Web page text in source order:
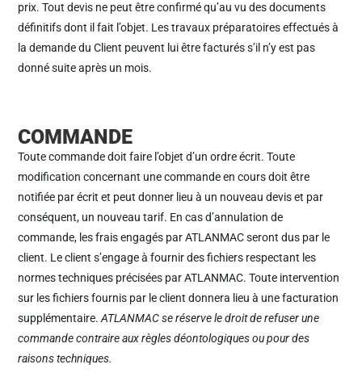
prix. Tout devis ne peut être confirmé qu’au vu des documents
définitifs dont il fait l’objet. Les travaux préparatoires effectués à
la demande du Client peuvent lui être facturés s’il n’y est pas
donné suite après un mois.
COMMANDE
Toute commande doit faire l’objet d’un ordre écrit. Toute
modification concernant une commande en cours doit être
notifiée par écrit et peut donner lieu à un nouveau devis et par
conséquent, un nouveau tarif. En cas d’annulation de
commande, les frais engagés par ATLANMAC seront dus par le
client. Le client s’engage à fournir des fichiers respectant les
normes techniques précisées par ATLANMAC. Toute intervention
sur les fichiers fournis par le client donnera lieu à une facturation
supplémentaire.ATLANMAC se réserve le droit de refuser une
commande contraire aux règles déontologiques ou pour des
raisons techniques.